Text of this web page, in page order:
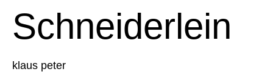
Schneiderlein
klaus peter